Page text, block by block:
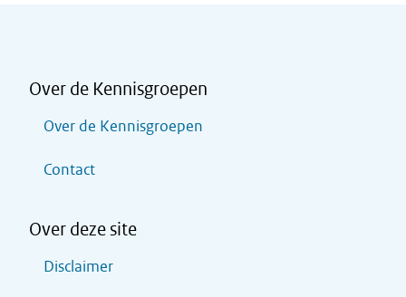
Over de Kennisgroepen
Over de Kennisgroepen
Contact
Over deze site
Disclaimer